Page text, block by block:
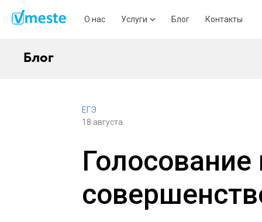
О нас Услуги Блог Контакты
Блог
ЕГЭ
18 августа
Голосование